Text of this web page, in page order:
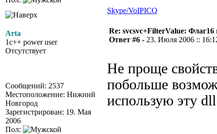
Skype/VoIPICQ
Arta
1c++ power user
Отсутствует
Сообщений: 2537
Местоположение: Нижний
Новгород
Зарегистрирован: 19. Мая
2006
Пол:
Re: svcsvc+FilterValue: Флаг16
Ответ #6 - 23. Июля 2006 ::
Не проще
побольше
использую эту